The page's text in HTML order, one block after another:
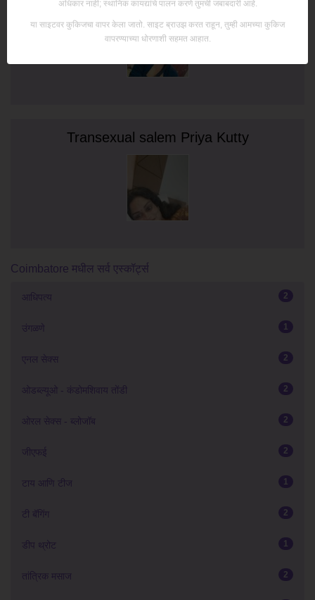
Transexual salem Priya Kutty
Coimbatore मधील सर्व एस्कॉर्ट्स
आधिपत्य 2
उंगळणे 1
एनल सेक्स 2
ओडब्ल्यूओ - कंडोमशिवाय तोंडी 2
ओरल सेक्स - ब्लोजॉब 2
जीएफई 2
टाय आणि टीज 1
टी बॅगिंग 2
डीप थ्रोट 1
तांत्रिक मसाज 2
अधिकार नाही; स्थानिक कायद्यांचे पालन करणे तुमची जबाबदारी आहे.
या साइटवर कुकिजचा वापर केला जातो. साइट ब्राउझ करत राहून, तुम्ही आमच्या कुकिज
वापरण्याच्या धोरणाशी सहमत आहात.